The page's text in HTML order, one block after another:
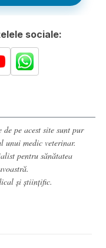
sociale:
pe acest site sunt pur
unui medic veterinar.
pentru sănătatea
și științific.